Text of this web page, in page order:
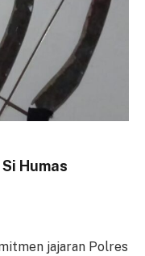
Si Humas
jajaran Polres